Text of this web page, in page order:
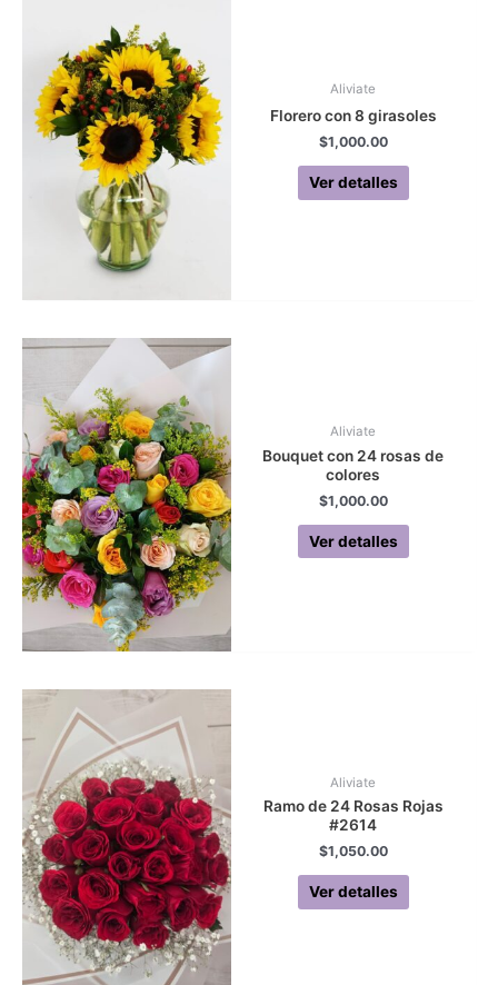
Aliviate
Florero con 8 girasoles
$1,000.00
Ver detalles
Aliviate
Bouquet con 24 rosas de
colores
$1,000.00
Ver detalles
Aliviate
Ramo de 24 Rosas Rojas
#2614
$1,050.00
Ver detalles